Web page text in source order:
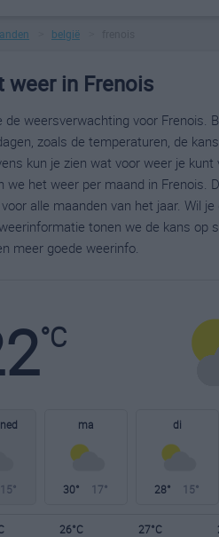
belgië
weer in Frenois
de weersverwachting voor Frenois.
zoals de temperaturen, de
kun je zien wat voor weer je
we het weer per maand in Frenois.
alle maanden van het jaar. Wil
tonen we de kans op
meer goede weerinfo.
°C
15°
ma
30° 17°
di
28° 15°
26°C 27°C